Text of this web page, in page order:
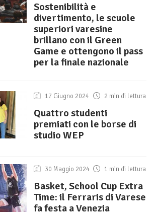
Sostenibilità e
divertimento, le scuole
superiori varesine
brillano con il Green
Game e ottengono il pass
per la finale nazionale
17 Giugno 2024 2 min di lettura
Quattro studenti
premiati con le borse di
studio WEP
30 Maggio 2024 1 min di lettura
Basket, School Cup Extra
Time: il Ferraris di Varese
fa festa a Venezia